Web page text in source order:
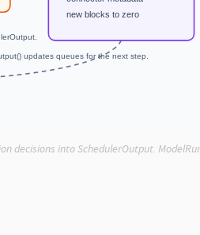
decisions into SchedulerOutput.